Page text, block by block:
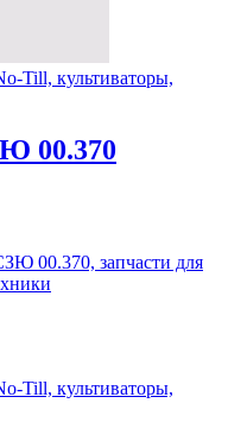
Till, культиваторы,
00.370
00.370, запчасти для
Till, культиваторы,